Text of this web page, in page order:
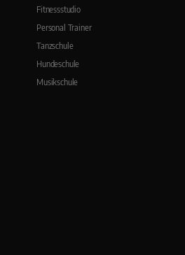
Fitnessstudio
Personal Trainer
Tanzschule
Hundeschule
Musikschule